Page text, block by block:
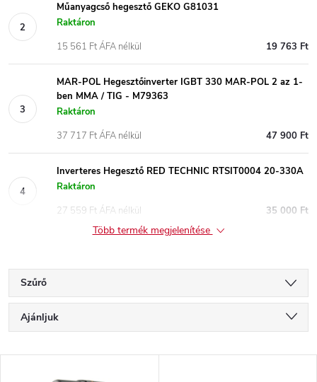
Műanyagcső hegesztő GEKO G81031
Raktáron
19 763 Ft
15 561 Ft ÁFA nélkül
MAR-POL Hegesztőinverter IGBT 330 MAR-POL 2 az 1-
ben MMA / TIG - M79363
Raktáron
47 900 Ft
37 717 Ft ÁFA nélkül
Inverteres Hegesztő RED TECHNIC RTSIT0004 20-330A
Raktáron
35 000 Ft
27 559 Ft ÁFA nélkül
Több termék megjelenítése
Szűrő
T
e
Ajánljuk